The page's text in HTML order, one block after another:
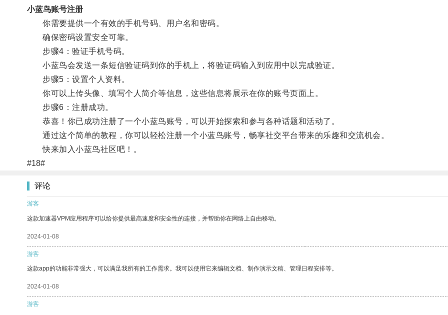
小蓝鸟账号注册
你需要提供一个有效的手机号码、用户名和密码。
确保密码设置安全可靠。
步骤4：验证手机号码。
小蓝鸟会发送一条短信验证码到你的手机上，将验证码输入到应用中以完成验证。
步骤5：设置个人资料。
你可以上传头像、填写个人简介等信息，这些信息将展示在你的账号页面上。
步骤6：注册成功。
恭喜！你已成功注册了一个小蓝鸟账号，可以开始探索和参与各种话题和活动了。
通过这个简单的教程，你可以轻松注册一个小蓝鸟账号，畅享社交平台带来的乐趣和交流机会。
快来加入小蓝鸟社区吧！。
#18#
评论
游客
这款加速器VPM应用程序可以给你提供最高速度和安全性的连接，并帮助你在网络上自由移动。
2024-01-08
游客
这款app的功能非常强大，可以满足我所有的工作需求。我可以使用它来编辑文档、制作演示文稿、管理日程安排等。
2024-01-08
游客